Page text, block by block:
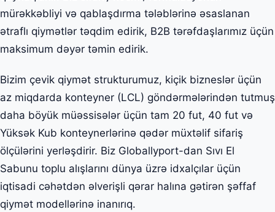
mürəkkəbliyi və qablaşdırma tələblərinə əsaslanan
ətraflı qiymətlər təqdim edirik, B2B tərəfdaşlarımız üçün
maksimum dəyər təmin edirik.
Bizim çevik qiymət strukturumuz, kiçik bizneslər üçün
az miqdarda konteyner (LCL) göndərmələrindən tutmuş
daha böyük müəssisələr üçün tam 20 fut, 40 fut və
Yüksək Kub konteynerlərinə qədər müxtəlif sifariş
ölçülərini yerləşdirir. Biz Globallyport-dan Sıvı El
Sabunu toplu alışlarını dünya üzrə idxalçılar üçün
iqtisadi cəhətdən əlverişli qərar halına gətirən şəffaf
qiymət modellərinə inanırıq.